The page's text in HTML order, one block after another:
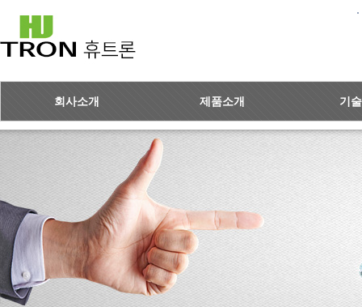
회사소개 제품소개 기